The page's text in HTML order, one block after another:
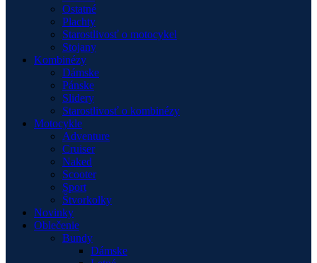
Ostatné
Plachty
Starostlivosť o motocykel
Stojany
Kombinézy
Dámske
Pánske
Slidery
Starostlivosť o kombinézy
Motocykle
Adventure
Cruiser
Naked
Scooter
Sport
Štvorkolky
Novinky
Oblečenie
Bundy
Dámske